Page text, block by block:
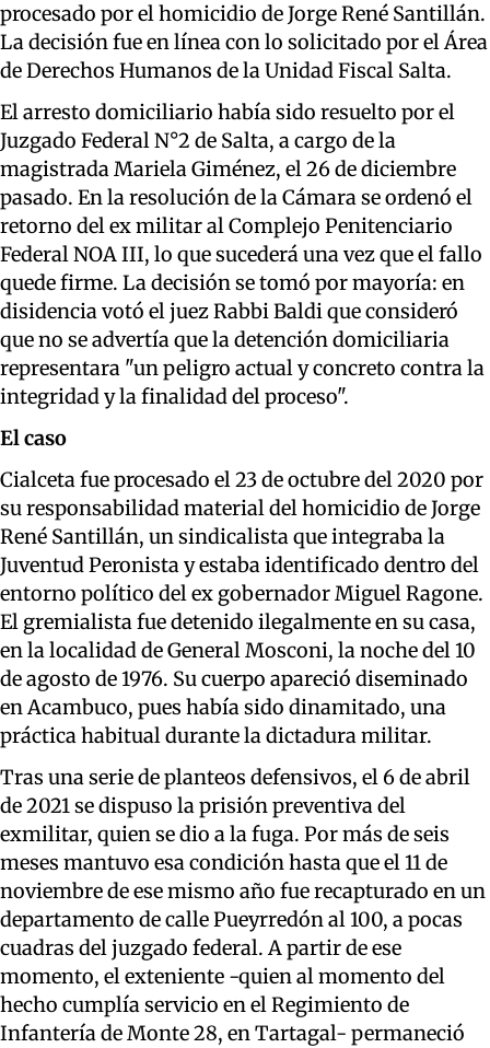
procesado por el homicidio de Jorge René Santillán.
La decisión fue en línea con lo solicitado por el Área
de Derechos Humanos de la Unidad Fiscal Salta.
El arresto domiciliario había sido resuelto por el
Juzgado Federal N°2 de Salta, a cargo de la
magistrada Mariela Giménez, el 26 de diciembre
pasado. En la resolución de la Cámara se ordenó el
retorno del ex militar al Complejo Penitenciario
Federal NOA III, lo que sucederá una vez que el fallo
quede firme. La decisión se tomó por mayoría: en
disidencia votó el juez Rabbi Baldi que consideró
que no se advertía que la detención domiciliaria
representara "un peligro actual y concreto contra la
integridad y la finalidad del proceso".
El caso
Cialceta fue procesado el 23 de octubre del 2020 por
su responsabilidad material del homicidio de Jorge
René Santillán, un sindicalista que integraba la
Juventud Peronista y estaba identificado dentro del
entorno político del ex gobernador Miguel Ragone.
El gremialista fue detenido ilegalmente en su casa,
en la localidad de General Mosconi, la noche del 10
de agosto de 1976. Su cuerpo apareció diseminado
en Acambuco, pues había sido dinamitado, una
práctica habitual durante la dictadura militar.
Tras una serie de planteos defensivos, el 6 de abril
de 2021 se dispuso la prisión preventiva del
exmilitar, quien se dio a la fuga. Por más de seis
meses mantuvo esa condición hasta que el 11 de
noviembre de ese mismo año fue recapturado en un
departamento de calle Pueyrredón al 100, a pocas
cuadras del juzgado federal. A partir de ese
momento, el exteniente -quien al momento del
hecho cumplía servicio en el Regimiento de
Infantería de Monte 28, en Tartagal- permaneció